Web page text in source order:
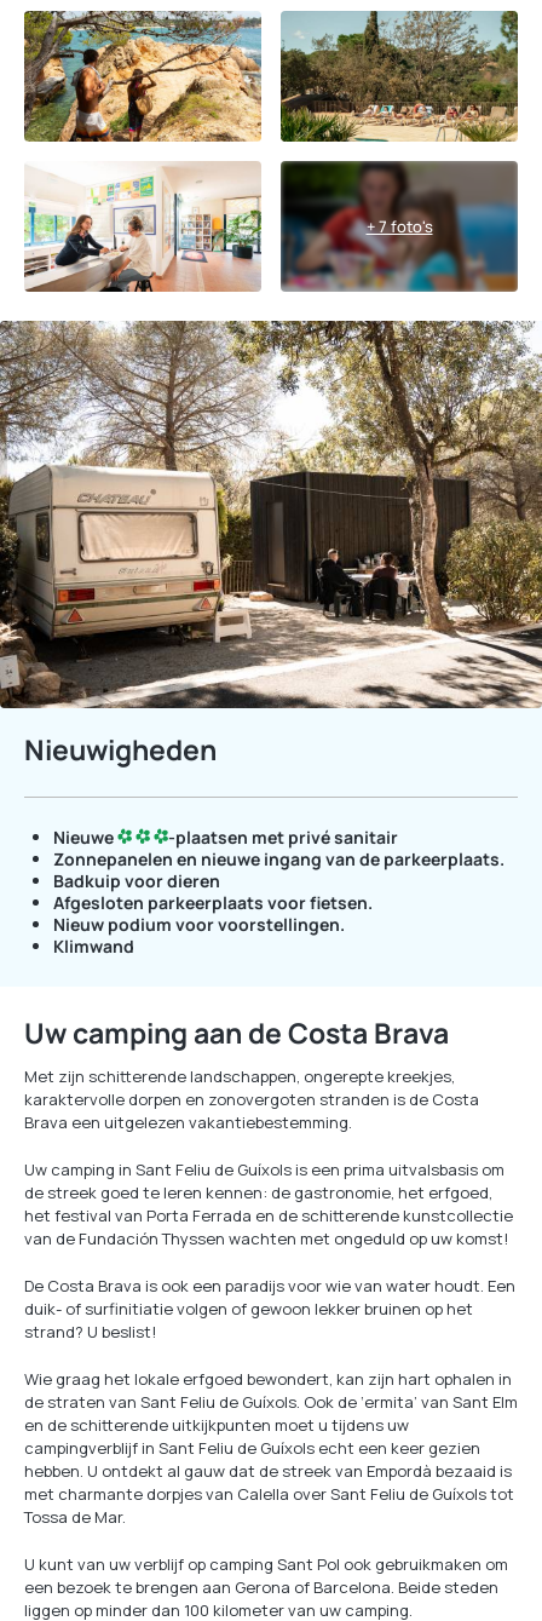
+ 7 foto's
Nieuwigheden
Nieuwe -plaatsen met privé sanitair
Zonnepanelen en nieuwe ingang van de parkeerplaats.
Badkuip voor dieren
Afgesloten parkeerplaats voor fietsen.
Nieuw podium voor voorstellingen.
Klimwand
Uw camping aan de Costa Brava
Met zijn schitterende landschappen, ongerepte kreekjes,
karaktervolle dorpen en zonovergoten stranden is de Costa
Brava een uitgelezen vakantiebestemming.
Uw camping in Sant Feliu de Guíxols is een prima uitvalsbasis om
de streek goed te leren kennen: de gastronomie, het erfgoed,
het festival van Porta Ferrada en de schitterende kunstcollectie
van de Fundación Thyssen wachten met ongeduld op uw komst!
De Costa Brava is ook een paradijs voor wie van water houdt. Een
duik- of surfinitiatie volgen of gewoon lekker bruinen op het
strand? U beslist!
Wie graag het lokale erfgoed bewondert, kan zijn hart ophalen in
de straten van Sant Feliu de Guíxols. Ook de ‘ermita’ van Sant Elm
en de schitterende uitkijkpunten moet u tijdens uw
campingverblijf in Sant Feliu de Guíxols echt een keer gezien
hebben. U ontdekt al gauw dat de streek van Empordà bezaaid is
met charmante dorpjes van Calella over Sant Feliu de Guíxols tot
Tossa de Mar.
U kunt van uw verblijf op camping Sant Pol ook gebruikmaken om
een bezoek te brengen aan Gerona of Barcelona. Beide steden
liggen op minder dan 100 kilometer van uw camping.